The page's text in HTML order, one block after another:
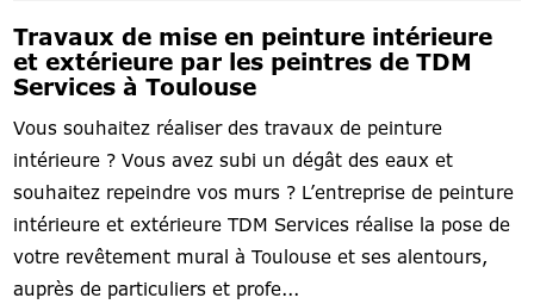
Travaux de mise en peinture intérieure
et extérieure par les peintres de TDM
Services à Toulouse
Vous souhaitez réaliser des travaux de peinture
intérieure ? Vous avez subi un dégât des eaux et
souhaitez repeindre vos murs ? L’entreprise de peinture
intérieure et extérieure TDM Services réalise la pose de
votre revêtement mural à Toulouse et ses alentours,
auprès de particuliers et profe...